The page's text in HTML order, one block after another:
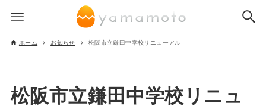
ホーム お知らせ 松阪市立鎌田中学校リニューアル
松阪市立鎌田中学校リニュ